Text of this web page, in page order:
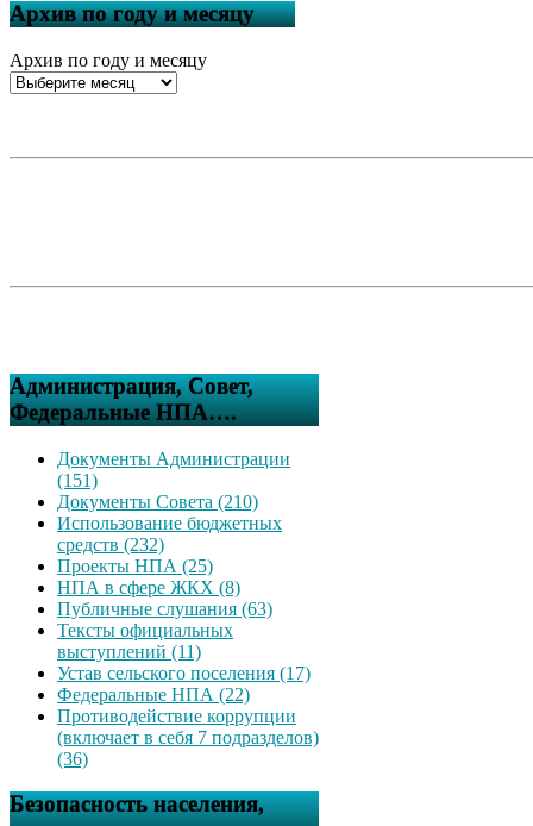
Архив по году и месяцу
Архив по году и месяцу
Администрация, Совет,
Федеральные НПА….
Документы Администрации
(151)
Документы Совета (210)
Использование бюджетных
средств (232)
Проекты НПА (25)
НПА в сфере ЖКХ (8)
Публичные слушания (63)
Тексты официальных
выступлений (11)
Устав сельского поселения (17)
Федеральные НПА (22)
Противодействие коррупции
(включает в себя 7 подразделов)
(36)
Безопасность населения,